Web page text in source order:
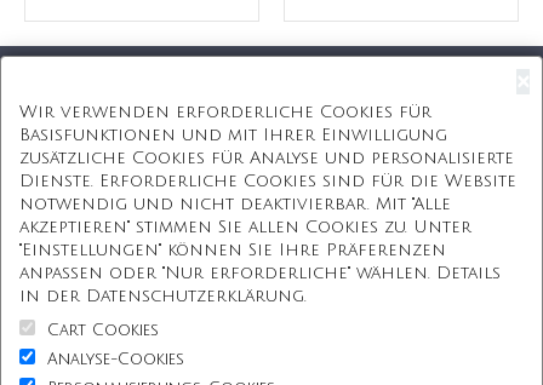
Kostenlose Geschenkbox
Kostenlose Gravur
Unbegrenzte Redesign
ÜBER UNS
Information
Wir verwenden erforderliche Cookies für
Basisfunktionen und mit Ihrer Einwilligung
zusätzliche Cookies für Analyse und personalisierte
Dienste. Erforderliche Cookies sind für die Website
notwendig und nicht deaktivierbar. Mit "Alle
akzeptieren" stimmen Sie allen Cookies zu. Unter
"Einstellungen" können Sie Ihre Präferenzen
anpassen oder "Nur erforderliche" wählen. Details
in der Datenschutzerklärung.
Cart Cookies
Analyse-Cookies